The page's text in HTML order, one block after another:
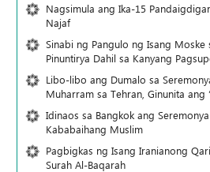
Nagsimula ang Ika-15
Najaf
Sinabi ng Pangulo ng Isang Moske
Pinuntirya Dahil sa Kanyang
Libo-libo ang Dumalo sa
Muharram sa Tehran, Ginunita ang
Idinaos sa Bangkok ang
Kababaihang Muslim
Pagbigkas ng Isang Iranianong
Surah Al-Baqarah